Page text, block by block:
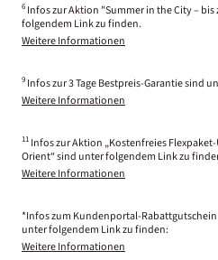
6 Infos zur Aktion "Summer in the City –
folgendem Link zu finden.
Weitere Informationen
9 Infos zur 3 Tage Bestpreis-Garantie sind
Weitere Informationen
11 Infos zur Aktion „Kostenfreies
Orient“ sind unter folgendem Link zu
Weitere Informationen
*Infos zum Kundenportal-Rabattgutschein
unter folgendem Link zu finden:
Weitere Informationen